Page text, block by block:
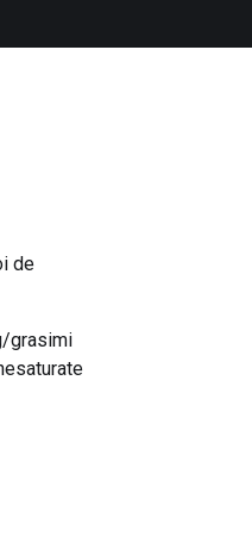
de
grasimi